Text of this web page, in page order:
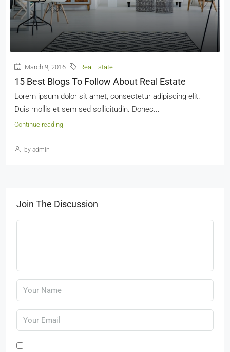
March 9, 2016 Real Estate
15 Best Blogs To Follow About Real Estate
Lorem ipsum dolor sit amet, consectetur adipiscing elit.
Duis mollis et sem sed sollicitudin. Donec...
Continue reading
by admin
Join The Discussion